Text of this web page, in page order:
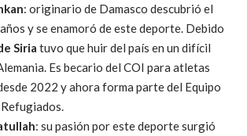
: originario de Damasco descubrió el
y se enamoró de este deporte. Debido
Siria tuvo que huir del país en un difícil
Es becario del COI para atletas
2022 y ahora forma parte del Equipo
: su pasión por este deporte surgió